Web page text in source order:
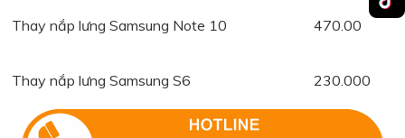
Thay nắp lưng Samsung Note 10 470.00
Thay nắp lưng Samsung S6 230.000